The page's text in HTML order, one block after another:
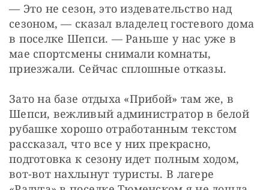
— Это не сезон, это издевательство над
сезоном, — сказал владелец гостевого дома
в поселке Шепси. — Раньше у нас уже в
мае спортсмены снимали комнаты,
приезжали. Сейчас сплошные отказы.
Зато на базе отдыха «Прибой» там же, в
Шепси, вежливый администратор в белой
рубашке хорошо отработанным текстом
рассказал, что все у них прекрасно,
подготовка к сезону идет полным ходом,
вот-вот нахлынут туристы. В лагере